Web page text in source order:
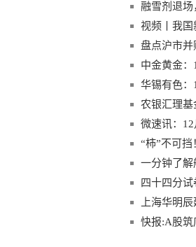
融雪剂退
视频丨我
盘点沪市并
中金黄金：
元
华锡有色：
农银汇理基
微速讯：12
“柿”不可
一分钟了解
四十四分
上海华明
快报:A股筑